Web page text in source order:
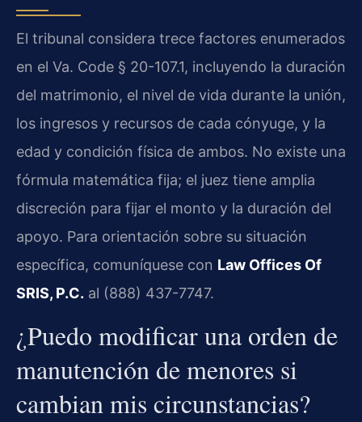
El tribunal considera trece factores enumerados
en el Va. Code § 20-107.1, incluyendo la duración
del matrimonio, el nivel de vida durante la unión,
los ingresos y recursos de cada cónyuge, y la
edad y condición física de ambos. No existe una
fórmula matemática fija; el juez tiene amplia
discreción para fijar el monto y la duración del
apoyo. Para orientación sobre su situación
específica, comuníquese con Law Offices Of
SRIS, P.C. al (888) 437-7747.
¿Puedo modificar una orden de
manutención de menores si
cambian mis circunstancias?